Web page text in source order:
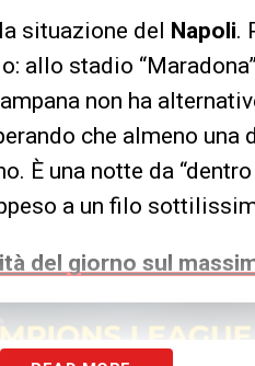
situazione del Napoli.
allo stadio
non ha
che almeno
È una notte da
a un filo
del giorno sul